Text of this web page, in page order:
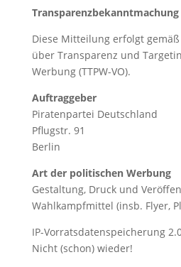
Transparenzbekanntmachung
Diese Mitteilung erfolgt
über Transparenz und
Werbung (TTPW-VO).
Auftraggeber
Piratenpartei Deutschland
Pflugstr. 91
Berlin
Art der politischen Werbung
Gestaltung, Druck und
Wahlkampfmittel (insb. Flyer,
IP-Vorratsdatenspeicherung
Nicht (schon) wieder!